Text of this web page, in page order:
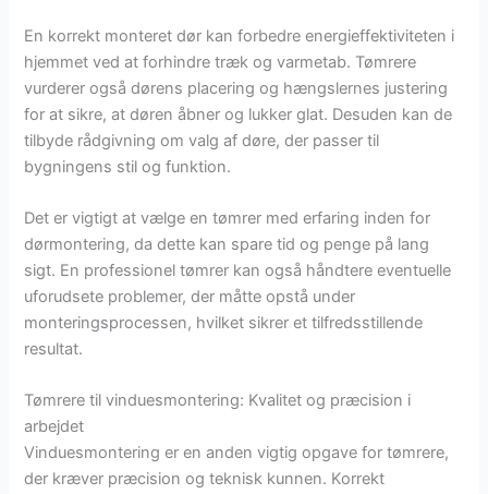
En korrekt monteret dør kan forbedre energieffektiviteten i
hjemmet ved at forhindre træk og varmetab. Tømrere
vurderer også dørens placering og hængslernes justering
for at sikre, at døren åbner og lukker glat. Desuden kan de
tilbyde rådgivning om valg af døre, der passer til
bygningens stil og funktion.
Det er vigtigt at vælge en tømrer med erfaring inden for
dørmontering, da dette kan spare tid og penge på lang
sigt. En professionel tømrer kan også håndtere eventuelle
uforudsete problemer, der måtte opstå under
monteringsprocessen, hvilket sikrer et tilfredsstillende
resultat.
Tømrere til vinduesmontering: Kvalitet og præcision i
arbejdet
Vinduesmontering er en anden vigtig opgave for tømrere,
der kræver præcision og teknisk kunnen. Korrekt